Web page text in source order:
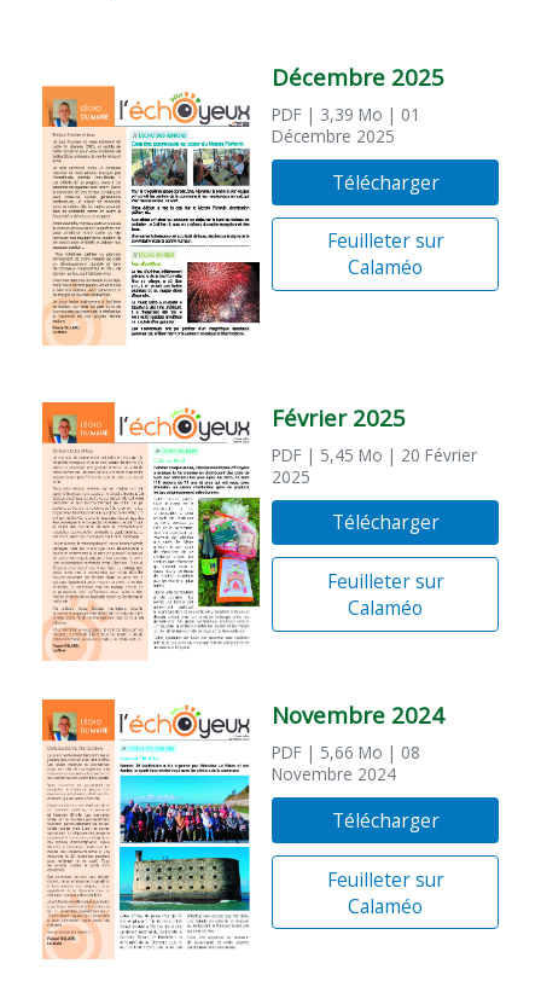
Décembre 2025
PDF | 3,39 Mo | 01
Décembre 2025
Télécharger
Feuilleter sur
Calaméo
Février 2025
PDF | 5,45 Mo | 20 Février
2025
Télécharger
Feuilleter sur
Calaméo
Novembre 2024
PDF | 5,66 Mo | 08
Novembre 2024
Télécharger
Feuilleter sur
Calaméo